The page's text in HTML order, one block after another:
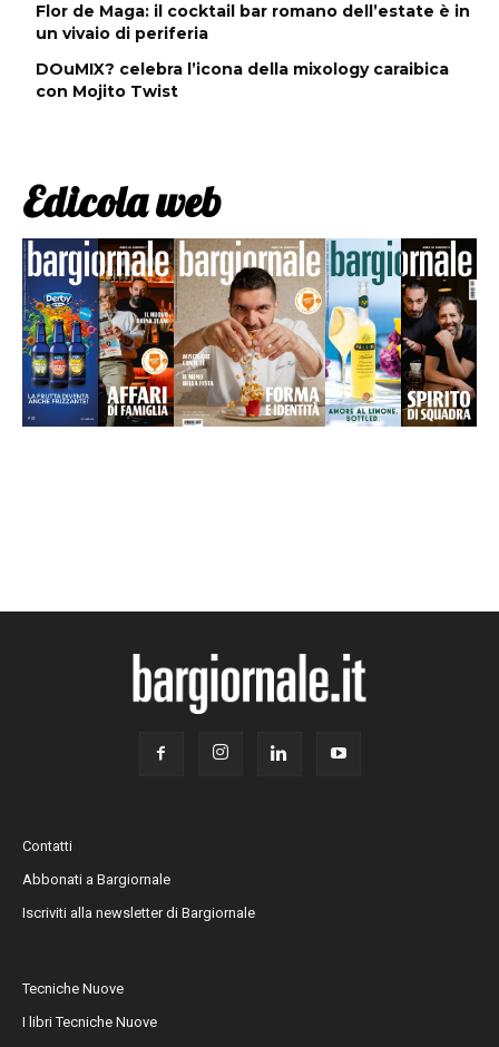
Flor de Maga: il cocktail bar romano dell’estate è in
un vivaio di periferia
DOuMIX? celebra l’icona della mixology caraibica
con Mojito Twist
Edicola web
Contatti
Abbonati a Bargiornale
Iscriviti alla newsletter di Bargiornale
Tecniche Nuove
I libri Tecniche Nuove